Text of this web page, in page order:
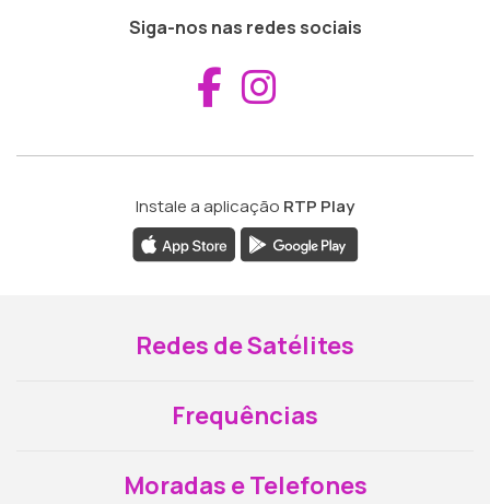
Siga-nos nas redes sociais
Aceder ao
Instale a aplicação RTP Play
Redes de Satélites
Frequências
Moradas e Telefones